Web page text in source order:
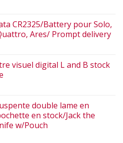
CR2325/Battery pour Solo,
Ares/ Prompt delivery
visuel digital L and B stock
double lame en
en stock/Jack the
w/Pouch